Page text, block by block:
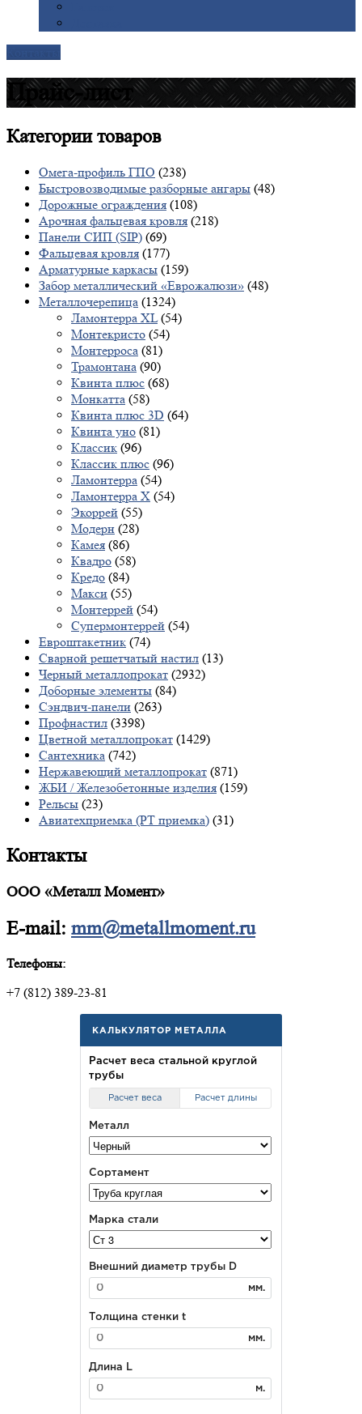
Прайс-лист
Категориитоваров
Омега-профиль ГПО (238)
Быстровозводимые разборные ангары (48)
Дорожные ограждения (108)
Арочная фальцевая кровля (218)
Панели СИП (SIP) (69)
Фальцевая кровля (177)
Арматурные каркасы (159)
Забор металлический «Еврожалюзи» (48)
Металлочерепица (1324)
Ламонтерра XL (54)
Монтекристо (54)
Монтерроса (81)
Трамонтана (90)
Квинта плюс (68)
Монкатта (58)
Квинта плюс 3D (64)
Квинта уно (81)
Классик (96)
Классик плюс (96)
Ламонтерра (54)
Ламонтерра X (54)
Экоррей (55)
Модерн (28)
Камея (86)
Квадро (58)
Кредо (84)
Макси (55)
Монтеррей (54)
Супермонтеррей (54)
Евроштакетник (74)
Сварной решетчатый настил (13)
Черный металлопрокат (2932)
Доборные элементы (84)
Сэндвич-панели (263)
Профнастил (3398)
Цветной металлопрокат (1429)
Сантехника (742)
Нержавеющий металлопрокат (871)
ЖБИ / Железобетонные изделия (159)
Рельсы (23)
Авиатехприемка (РТ приемка) (31)
Контакты
ООО «Металл Момент»
E-mail: mm@metallmoment.ru
Телефоны:
+7 (812) 389-23-81